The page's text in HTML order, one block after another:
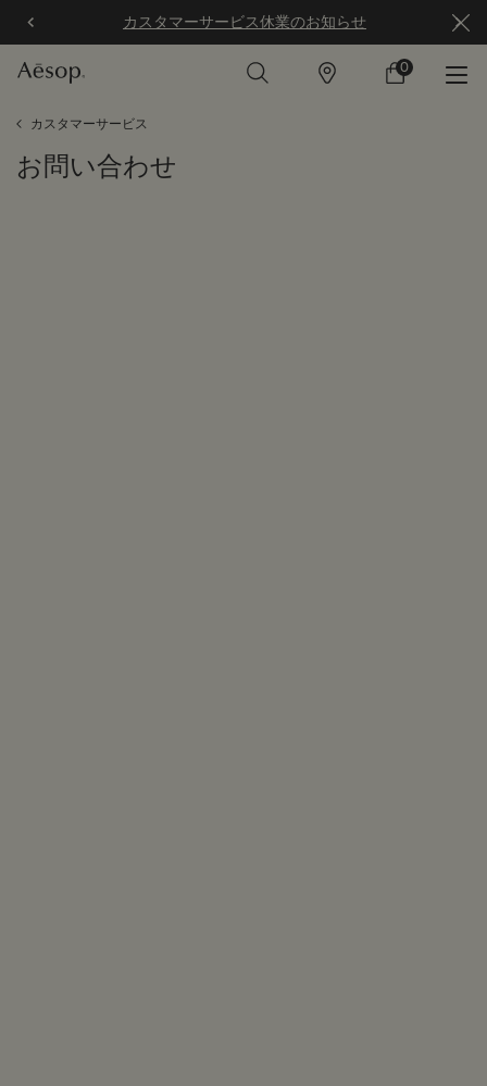
カスタマーサービス休業のお知らせ
店
カ
0
0 カート内の製
カスタマーサービス
お問い合わせ